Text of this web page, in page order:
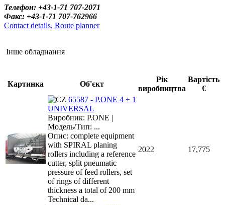
Телефон: +43-1-71 707-2071
Факс: +43-1-71 707-762966
Contact details, Route planner
Інше обладнання
Картинка Об'єкт
Рік
виробництва
Вартість
€
65587 - P.ONE 4 + 1
UNIVERSAL
Виробник: P.ONE |
Модель/Тип: ...
Опис: complete equipment
with SPIRAL planing
rollers including a reference
cutter, split pneumatic
pressure of feed rollers, set
of rings of different
thickness a total of 200 mm
Technical da...
2022 17,775